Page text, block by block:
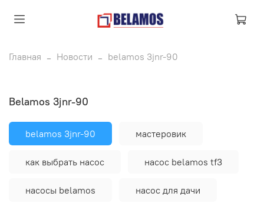
Главная Новости belamos 3jnr-90
belamos 3jnr-90
belamos 3jnr-90 мастеровик
как выбрать насос насос belamos tf3
насосы belamos насос для дачи